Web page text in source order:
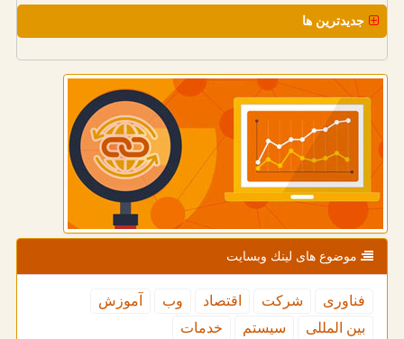
جدیدترین ها
موضوع های لینك وبسایت
فناوری شركت اقتصاد وب
آموزش
بین المللی
سیستم خدمات